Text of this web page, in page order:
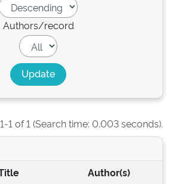
Authors/record
1 of 1 (Search time: 0.003 seconds).
Author(s)